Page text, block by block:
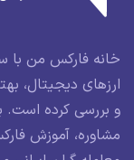
خانه فارکس من با
ارزهای دیجیتال،
و بررسی کرده است.
مشاوره، آموزش